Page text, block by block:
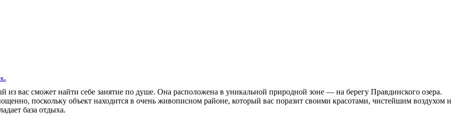
из вас сможет найти себе занятие по душе. Она расположена в уникальной природной зоне — на берегу Правдинского озера.
поскольку объект находится в очень живописном районе, который вас поразит своими красотами, чистейшим воздухом и
база отдыха.